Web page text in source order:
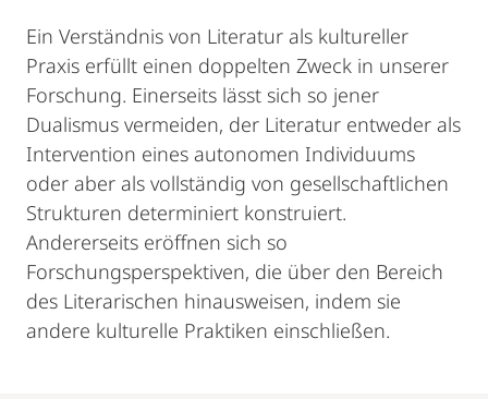
Ein Verständnis von Literatur als kultureller
Praxis erfüllt einen doppelten Zweck in unserer
Forschung. Einerseits lässt sich so jener
Dualismus vermeiden, der Literatur entweder als
Intervention eines autonomen Individuums
oder aber als vollständig von gesellschaftlichen
Strukturen determiniert konstruiert.
Andererseits eröffnen sich so
Forschungsperspektiven, die über den Bereich
des Literarischen hinausweisen, indem sie
andere kulturelle Praktiken einschließen.